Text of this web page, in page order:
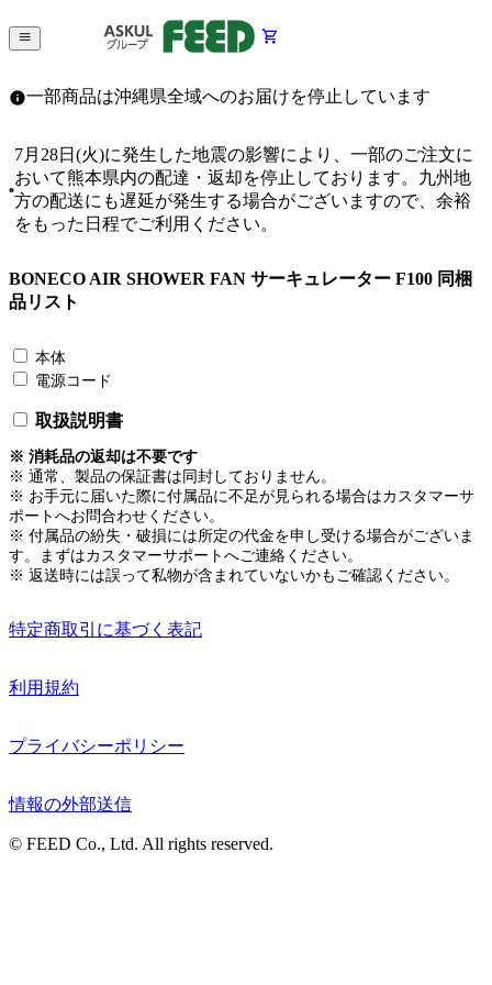
一部商品は沖縄県全域へのお届けを停止しています
7月28日(火)に発生した地震の影響により、一部のご注文に
おいて熊本県内の配達・返却を停止しております。九州地
方の配送にも遅延が発生する場合がございますので、余裕
をもった日程でご利用ください。
BONECO AIR SHOWER FAN サーキュレーター F100 同梱
品リスト
本体
電源コード
取扱説明書
※ 消耗品の返却は不要です
※ 通常、製品の保証書は同封しておりません。
※ お手元に届いた際に付属品に不足が見られる場合はカスタマーサ
ポートへお問合わせください。
※ 付属品の紛失・破損には所定の代金を申し受ける場合がございま
す。まずはカスタマーサポートへご連絡ください。
※ 返送時には誤って私物が含まれていないかもご確認ください。
特定商取引に基づく表記
利用規約
プライバシーポリシー
情報の外部送信
© FEED Co., Ltd. All rights reserved.